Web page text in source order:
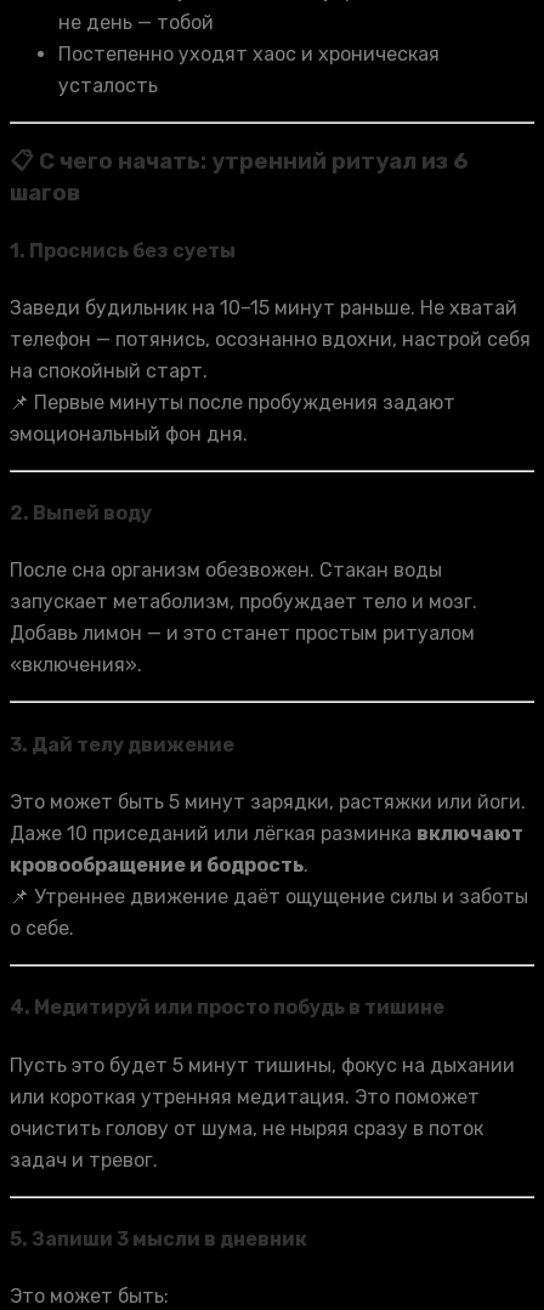
не день — тобой
Постепенно уходят хаос и хроническая
усталость
📋 С чего начать: утренний ритуал из 6
шагов
1. Проснись без суеты
Заведи будильник на 10–15 минут раньше. Не хватай
телефон — потянись, осознанно вдохни, настрой себя
на спокойный старт.
📌 Первые минуты после пробуждения задают
эмоциональный фон дня.
2. Выпей воду
После сна организм обезвожен. Стакан воды
запускает метаболизм, пробуждает тело и мозг.
Добавь лимон — и это станет простым ритуалом
«включения».
3. Дай телу движение
Это может быть 5 минут зарядки, растяжки или йоги.
Даже 10 приседаний или лёгкая разминка включают
кровообращение и бодрость.
📌 Утреннее движение даёт ощущение силы и заботы
о себе.
4. Медитируй или просто побудь в тишине
Пусть это будет 5 минут тишины, фокус на дыхании
или короткая утренняя медитация. Это поможет
очистить голову от шума, не ныряя сразу в поток
задач и тревог.
5. Запиши 3 мысли в дневник
Это может быть: